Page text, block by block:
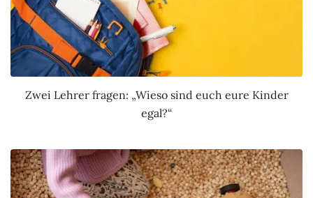
Zwei Lehrer fragen: „Wieso sind euch eure Kinder
egal?“